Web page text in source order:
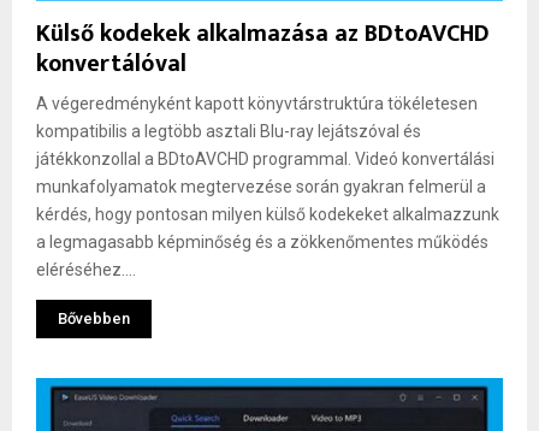
Külső kodekek alkalmazása az BDtoAVCHD
konvertálóval
A végeredményként kapott könyvtárstruktúra tökéletesen
kompatibilis a legtöbb asztali Blu-ray lejátszóval és
játékkonzollal a BDtoAVCHD programmal. Videó konvertálási
munkafolyamatok megtervezése során gyakran felmerül a
kérdés, hogy pontosan milyen külső kodekeket alkalmazzunk
a legmagasabb képminőség és a zökkenőmentes működés
eléréséhez....
Bővebben